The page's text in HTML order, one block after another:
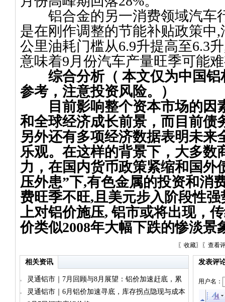
铝合金的另一消费领域汽车
是在刚作调整的节能补贴政策中,
公里油耗门槛从6.9升提高至6.3升
意味着9月份汽车产量旺季可能
综合分析（ 本文仅为中国
参考，注意投资风险。）
目前影响整个资本市场的因
和全球经济成长前景，而目前债
另外还有多项经济数据表明未来
乐观。在这样的背景下，大多数
力，在国内货币政策紧缩和国外
压外患”下,有色金属的投资和消
费旺季不旺,且美元步入阶段性
上对铝价施压, 铝市或将出现，
价类似2008年大幅下跌的惨淡景
〖 收藏〗〖 查看
相关资讯
灵通铝市｜7月回顾与8月展望：铝价加速赶底，累
库与减产博弈加剧
灵通铝市｜6月铝价加速寻底，库存拐点隐现与成本
发表评
用户名：